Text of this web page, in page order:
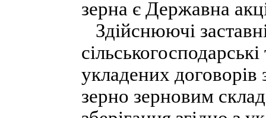
зерна є Державна
Здійснюючі
укладених договорів
зерно зерновим